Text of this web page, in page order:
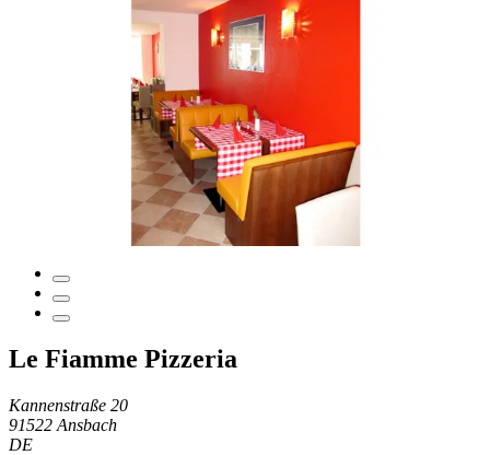
Le Fiamme Pizzeria
Kannenstraße 20
91522 Ansbach
DE